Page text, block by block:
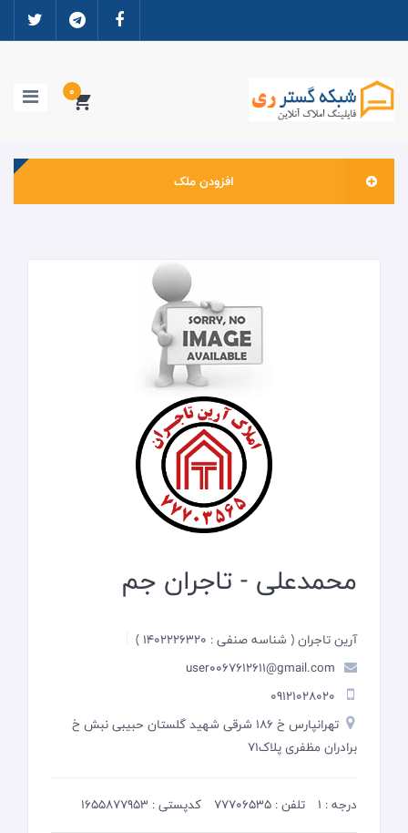
0
افزودن ملک
محمدعلی - تاجران جم
آرین تاجران ( شناسه صنفی : 1402226320 )
user0067612611@gmail.com
09121028020
تهرانپارس خ 186 شرقی شهید گلستان حبیبی نبش خ
برادران مظفری پلاک71
درجه : 1 تلفن : 77706535 کدپستی : 1655877953